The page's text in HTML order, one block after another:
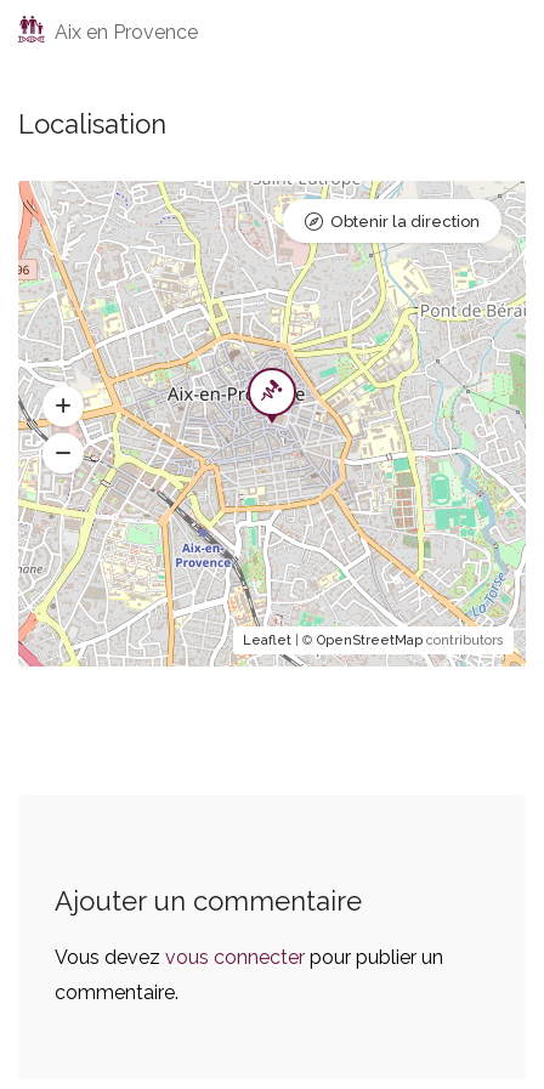
Aix en Provence
Localisation
Leaflet | © OpenStreetMap contributors
Obtenir la direction
Ajouter un commentaire
Vous devez vous connecter pour publier un
commentaire.